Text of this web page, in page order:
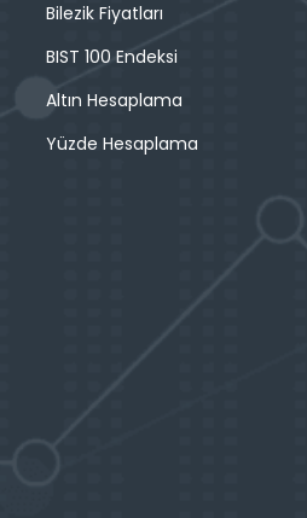
Bilezik Fiyatları
BIST 100 Endeksi
Altın Hesaplama
Yüzde Hesaplama